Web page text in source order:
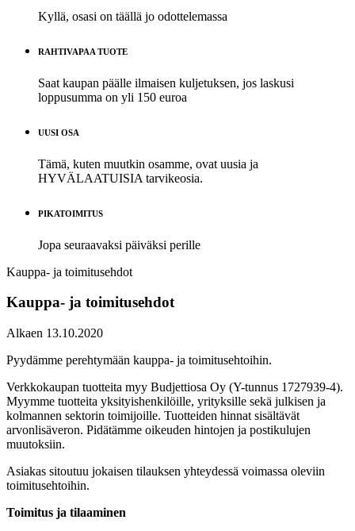
Kyllä, osasi on täällä jo odottelemassa
RAHTIVAPAA TUOTE
Saat kaupan päälle ilmaisen kuljetuksen, jos laskusi
loppusumma on yli 150 euroa
UUSI OSA
Tämä, kuten muutkin osamme, ovat uusia ja
HYVÄLAATUISIA tarvikeosia.
PIKATOIMITUS
Jopa seuraavaksi päiväksi perille
Kauppa- ja toimitusehdot
Kauppa- ja toimitusehdot
Alkaen 13.10.2020
Pyydämme perehtymään kauppa- ja toimitusehtoihin.
Verkkokaupan tuotteita myy Budjettiosa Oy (Y-tunnus 1727939-4).
Myymme tuotteita yksityishenkilöille, yrityksille sekä julkisen ja
kolmannen sektorin toimijoille. Tuotteiden hinnat sisältävät
arvonlisäveron. Pidätämme oikeuden hintojen ja postikulujen
muutoksiin.
Asiakas sitoutuu jokaisen tilauksen yhteydessä voimassa oleviin
toimitusehtoihin.
Toimitus ja tilaaminen